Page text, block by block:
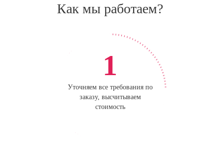
Как мы работаем?
1
Уточняем все требования по
заказу, высчитываем
стоимость